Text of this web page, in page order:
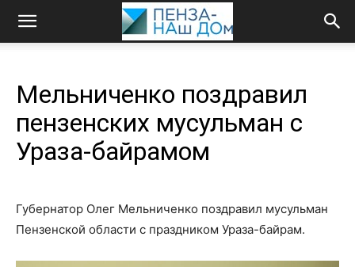
Мельниченко поздравил
пензенских мусульман с
Ураза-байрамом
Губернатор Олег Мельниченко поздравил мусульман
Пензенской области с праздником Ураза-байрам.